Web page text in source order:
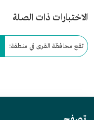
الاختبارات ذات الصلة
تقع محافظة القرى في منطقة: